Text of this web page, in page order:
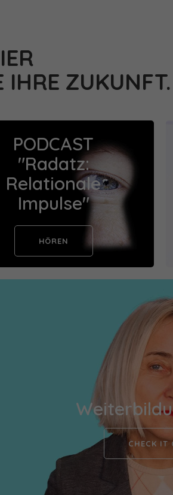
IHRE ZUKUNFT.
PODCAST
"Radatz:
Relationale
Impulse"
HÖREN
CHECK IT